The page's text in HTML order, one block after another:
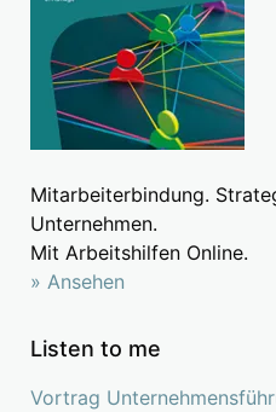
Mitarbeiterbindung.
Unternehmen.
Mit Arbeitshilfen Online.
» Ansehen
Listen to me
Vortrag